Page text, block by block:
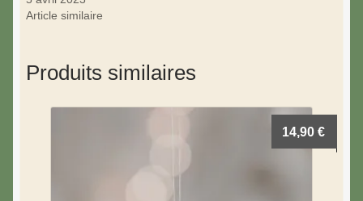
Article similaire
Produits similaires
14,90€